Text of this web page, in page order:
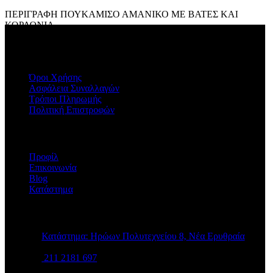
ΠΕΡΙΓΡΑΦΗ ΠΟΥΚΑΜΙΣΟ ΑΜΑΝΙΚΟ ΜΕ ΒΑΤΕΣ ΚΑΙ
ΚΟΡΔΟΝΙΑ
Όροι Χρήσης
Ασφάλεια Συναλλαγών
Τρόποι Πληρωμής
Πολιτική Επιστροφών
Προφίλ
Επικοινωνία
Blog
Κατάστημα
Κατάστημα: Ηρώων Πολυτεχνείου 8, Νέα Ερυθραία
211 2181 697